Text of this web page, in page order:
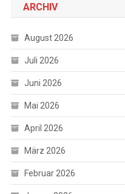
ARCHIV
August 2026
Juli 2026
Juni 2026
Mai 2026
April 2026
März 2026
Februar 2026